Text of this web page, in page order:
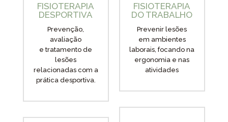
FISIOTERAPIA
DESPORTIVA
Prevenção,
avaliação
e tratamento de
lesões
relacionadas com a
prática desportiva.
FISIOTERAPIA
DO TRABALHO
Prevenir lesões
em ambientes
laborais, focando na
ergonomia e nas
atividades